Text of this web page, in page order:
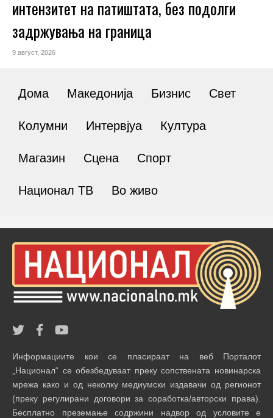
интензитет на патиштата, без подолги
задржувања на граница
9 август, 2026
Дома Македонија Бизнис Свет
Колумни Интервјуа Култура
Магазин Сцена Спорт
Национал ТВ Во живо
Информациите кои се пласираат на веб Порталот
„Национал“ се обезбедуваат преку сопствената новинарска
мрежа како и од неколку медиумски издавачи од регионот
(преку регулирани договори за соработка/авторски права).
Бесплатно преземање содржини надвор од условите е